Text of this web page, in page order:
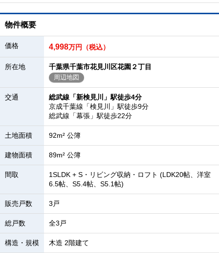
物件概要
価格 4,998万円（税込）
所在地 千葉県千葉市花見川区花園２丁目
周辺地図
交通
総武線「新検見川」駅徒歩4分
京成千葉線「検見川」駅徒歩9分
総武線「幕張」駅徒歩22分
土地面積 92m² 公簿
建物面積 89m² 公簿
間取
1SLDK + S・リビング収納・ロフト (LDK20帖、洋室
6.5帖、S5.4帖、S5.1帖)
販売戸数 3戸
総戸数 全3戸
構造・規模 木造 2階建て